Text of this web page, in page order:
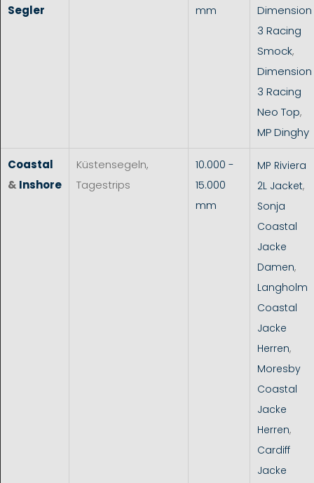
Segler mm
Dimension
3 Racing
Smock,
Dimension
3 Racing
Neo Top,
MP Dinghy
Coastal
& Inshore
Küstensegeln,
Tagestrips
10.000 -
15.000
mm
MP Riviera
2L Jacket,
Sonja
Coastal
Jacke
Damen,
Langholm
Coastal
Jacke
Herren,
Moresby
Coastal
Jacke
Herren,
Cardiff
Jacke